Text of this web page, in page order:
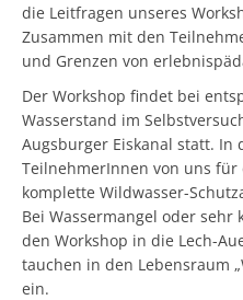
die Leitfragen unseres
Zusammen mit den
und Grenzen von
Der Workshop findet bei
Wasserstand im
Augsburger Eiskanal statt. In
TeilnehmerInnen von uns für
komplette Wildwasser-
Bei Wassermangel oder
den Workshop in die Lech-
tauchen in den Lebensraum
ein.